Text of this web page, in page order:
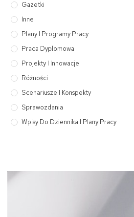
Gazetki
Inne
Plany I Programy Pracy
Praca Dyplomowa
Projekty I Innowacje
Różności
Scenariusze I Konspekty
Sprawozdania
Wpisy Do Dziennika I Plany Pracy